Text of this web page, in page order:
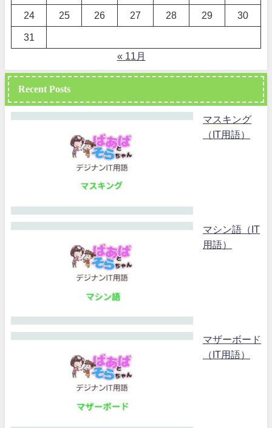
24 25 26 27 28 29 30
31
« 11月
Recent Posts
マスキング
（IT用語）
マシン語（IT
用語）
マザーボード
（IT用語）